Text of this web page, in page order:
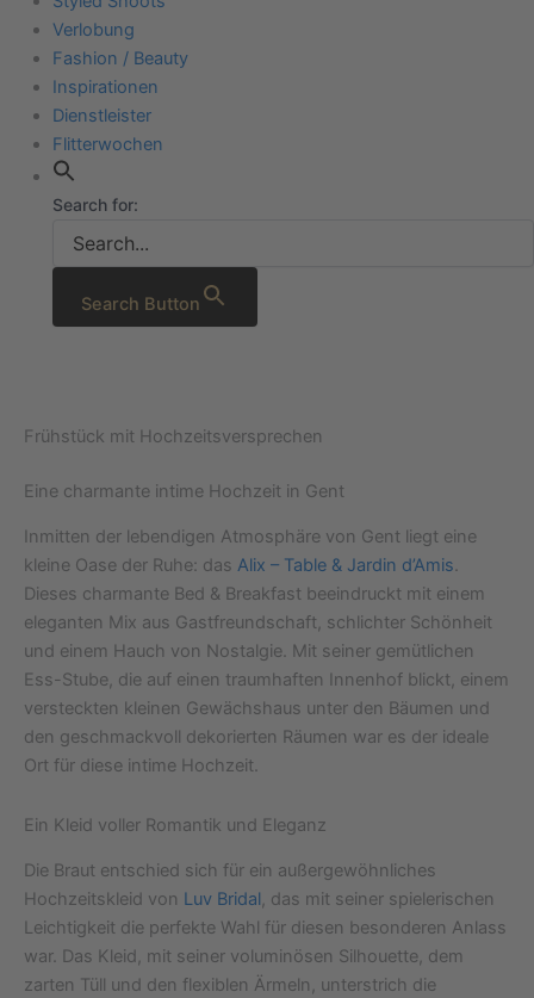
Verlobung
Fashion / Beauty
Inspirationen
Dienstleister
Flitterwochen
Search for:
Search Button
Frühstück mit Hochzeitsversprechen
Eine charmante intime Hochzeit in Gent
Inmitten der lebendigen Atmosphäre von Gent liegt eine
kleine Oase der Ruhe: das Alix – Table & Jardin d’Amis.
Dieses charmante Bed & Breakfast beeindruckt mit einem
eleganten Mix aus Gastfreundschaft, schlichter Schönheit
und einem Hauch von Nostalgie. Mit seiner gemütlichen
Ess-Stube, die auf einen traumhaften Innenhof blickt, einem
versteckten kleinen Gewächshaus unter den Bäumen und
den geschmackvoll dekorierten Räumen war es der ideale
Ort für diese intime Hochzeit.
Ein Kleid voller Romantik und Eleganz
Die Braut entschied sich für ein außergewöhnliches
Hochzeitskleid von Luv Bridal, das mit seiner spielerischen
Leichtigkeit die perfekte Wahl für diesen besonderen Anlass
war. Das Kleid, mit seiner voluminösen Silhouette, dem
zarten Tüll und den flexiblen Ärmeln, unterstrich die